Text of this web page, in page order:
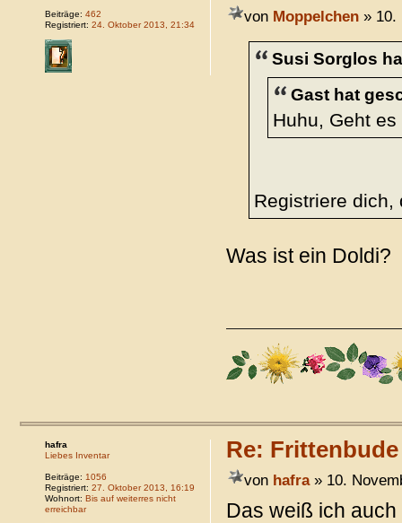
von Moppelchen» 10.
Susi Sorglos
Gast hat
Huhu, Geht
Registriere
Was ist ein Doldi?
Beiträge: 462
Registriert: 24. Oktober 2013, 21:34
Re:
von hafra» 10.
Das weiß ich
hafra
Liebes Inventar
Beiträge: 1056
Registriert: 27. Oktober 2013, 16:19
Wohnort: Bis auf weiterres nicht
erreichbar